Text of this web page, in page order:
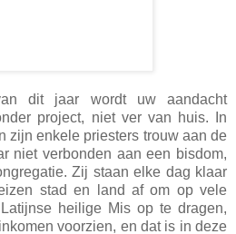
dit jaar wordt uw aandacht
project, niet ver van huis. In
zijn enkele priesters trouw aan de
niet verbonden aan een bisdom,
Zij staan elke dag klaar
stad en land af om op vele
heilige Mis op te dragen,
voorzien, en dat is in deze